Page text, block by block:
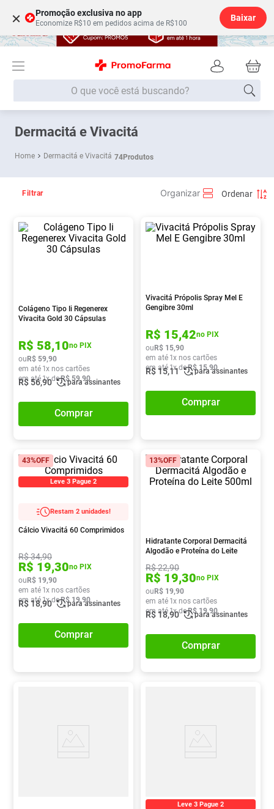
× Promoção exclusiva no app
Economize R$10 em pedidos acima de R$100
Baixar
O que você está buscando?
Dermacitá e Vivacitá
Dermacitá e Vivacitá 74Produtos
Filtrar
Colágeno Tipo Ii Regenerex
Vivacita Gold 30 Cápsulas
R$ 58,10no PIX
ouR$ 59,90
em até 1x nos cartões
em até 1x deR$ 59,90
R$56,90 para assinantes
Comprar
Vivacitá Própolis Spray Mel E
Gengibre 30ml
R$ 15,42no PIX
ouR$ 15,90
em até 1x nos cartões
em até 1x deR$ 15,90
R$15,11 para assinantes
Comprar
43%OFF
Leve 3 Pague 2
Restam 2 unidades!
Cálcio Vivacitá 60 Comprimidos
R$34,90
R$ 19,30no PIX
ouR$ 19,90
em até 1x nos cartões
em até 1x deR$ 19,90
R$18,90 para assinantes
Comprar
13%OFF
Hidratante Corporal Dermacitá
Algodão e Proteína do Leite
R$22,90
R$ 19,30no PIX
ouR$ 19,90
em até 1x nos cartões
em até 1x deR$ 19,90
R$18,90 para assinantes
Comprar
Leve 3 Pague 2
Termos mais buscados
1 º Fralda
3º
º Fralda G
Desodorante
9º Vitamina D